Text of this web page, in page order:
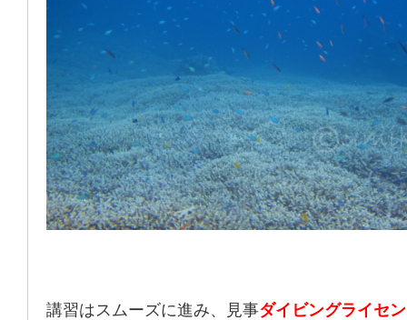
講習はスムーズに進み、見事ダイビングライセ